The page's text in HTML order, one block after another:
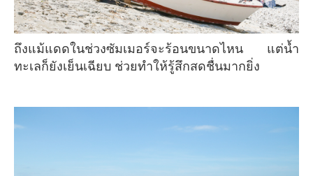
ถึงแม้แดดในช่วงซัมเมอร์จะร้อนขนาดไหน แต่น้ำ
ทะเลก็ยังเย็นเฉียบ ช่วยทำให้รู้สึกสดชื่นมากยิ่ง